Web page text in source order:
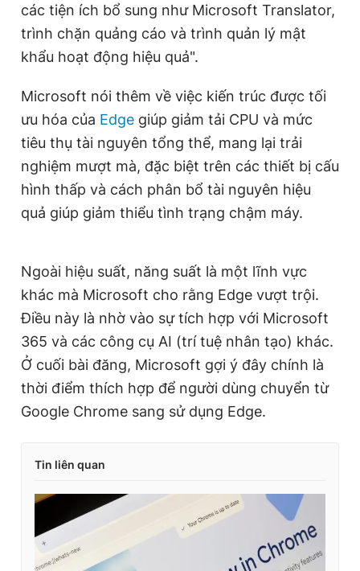
các tiện ích bổ sung như Microsoft Translator,
trình chặn quảng cáo và trình quản lý mật
khẩu hoạt động hiệu quả".
Microsoft nói thêm về việc kiến trúc được tối
ưu hóa của Edge giúp giảm tải CPU và mức
tiêu thụ tài nguyên tổng thể, mang lại trải
nghiệm mượt mà, đặc biệt trên các thiết bị cấu
hình thấp và cách phân bổ tài nguyên hiệu
quả giúp giảm thiểu tình trạng chậm máy.
Ngoài hiệu suất, năng suất là một lĩnh vực
khác mà Microsoft cho rằng Edge vượt trội.
Điều này là nhờ vào sự tích hợp với Microsoft
365 và các công cụ AI (trí tuệ nhân tạo) khác.
Ở cuối bài đăng, Microsoft gợi ý đây chính là
thời điểm thích hợp để người dùng chuyển từ
Google Chrome sang sử dụng Edge.
Tin liên quan